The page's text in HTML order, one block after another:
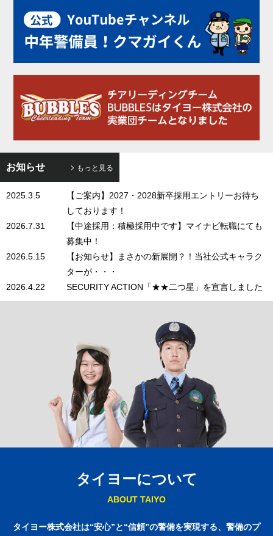
お知らせ もっと見る
2025.3.5
【ご案内】2027・2028新卒採用エントリーお待ち
しております！
2026.7.31
【中途採用：積極採用中です】マイナビ転職にても
募集中！
2026.5.15
【お知らせ】まさかの新展開？！当社公式キャラク
ターが・・・
2026.4.22
SECURITY ACTION「★★二つ星」を宣言しました
タイヨーについて
ABOUT TAIYO
タイヨー株式会社は“安心”と“信頼”の警備を実現する、 警備のプ